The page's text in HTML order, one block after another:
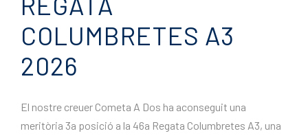
COLUMBRETES A3
2026
El nostre creuer Cometa A Dos ha aconseguit una
meritòria 3a posició a la 46a Regata Columbretes A3, una